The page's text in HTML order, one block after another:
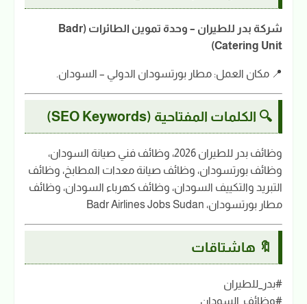
شركة بدر للطيران – وحدة تموين الطائرات (Badr
Catering Unit)
📍 مكان العمل: مطار بورتسودان الدولي – السودان.
🔍 الكلمات المفتاحية (SEO Keywords)
وظائف بدر للطيران 2026، وظائف فني صيانة السودان،
وظائف بورتسودان، وظائف صيانة معدات المطابخ، وظائف
التبريد والتكييف السودان، وظائف كهرباء السودان، وظائف
مطار بورتسودان، Badr Airlines Jobs Sudan
🔖 هاشتاقات
#بدر_للطيران
#وظائف_السودان